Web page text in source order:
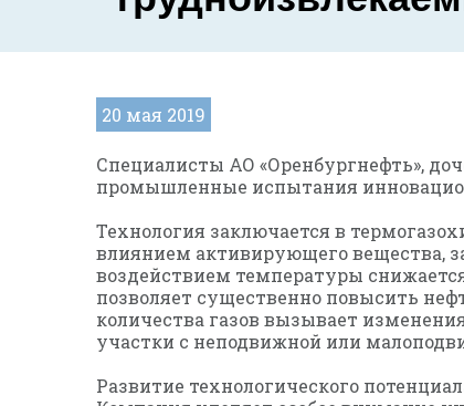
20 мая 2019
Специалисты АО «Оренбургнефть»,
промышленные испытания
Технология заключается в
влиянием активирующего вещества,
воздействием температуры
позволяет существенно повысить
количества газов вызывает
участки с неподвижной или
Развитие технологического